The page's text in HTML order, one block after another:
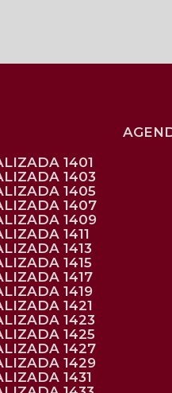
1401
1403
1405
1407
1409
1411
1413
1415
1417
1419
1421
1423
1425
1427
1429
1431